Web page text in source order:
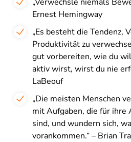
Ernest Hemingway
„Es besteht die Tendenz,
Produktivität zu
gut vorbereiten, wie du
aktiv wirst, wirst du nie
LaBeouf
„Die meisten Menschen
mit Aufgaben, die für
sind, und wundern sich,
vorankommen.“ – Brian